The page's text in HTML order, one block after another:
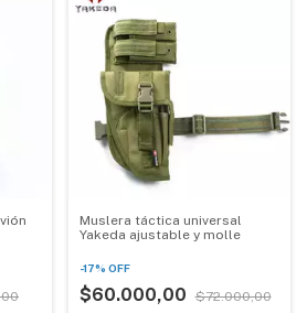
Muslera táctica universal
Yakeda ajustable y molle
-17% OFF
$60.000,00
$72.000,00